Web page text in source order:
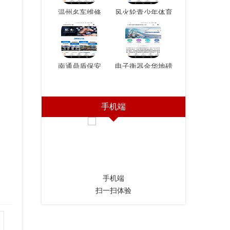
温州名车维修
风火轮青少年体育
俱乐
南通鼎盾保安 电子衡器金华地磅
手机端
手机端
扫一扫体验